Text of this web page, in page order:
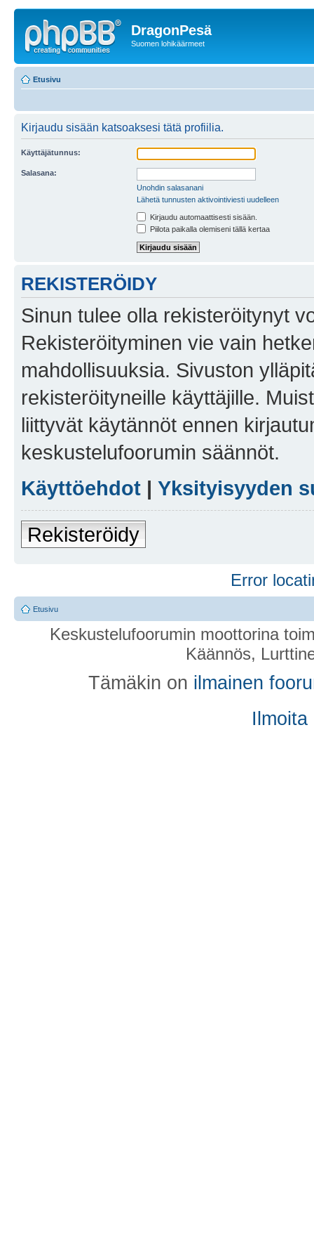
DragonPesä
Suomen lohikäärmeet
Etusivu
Kirjaudu sisään katsoaksesi tätä profiilia.
Käyttäjätunnus:
Salasana:
Unohdin salasanani
Lähetä tunnusten aktivointiviesti uudelleen
Kirjaudu automaattisesti sisään.
Piilota paikalla olemiseni tällä kertaa
REKISTERÖIDY
Sinun tulee olla rekisteröitynyt
Rekisteröityminen vie vain
mahdollisuuksia. Sivuston
rekisteröityneille käyttäjille.
liittyvät käytännöt ennen
keskustelufoorumin säännöt.
Käyttöehdot | Yksityisyyden
Rekisteröidy
Error
Etusivu
Keskustelufoorumin moottorina
Käännös,
Tämäkin on ilmainen